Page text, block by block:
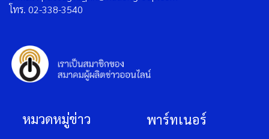
โทร. 02-338-3540
หมวดหมู่ข่าว พาร์ทเนอร์